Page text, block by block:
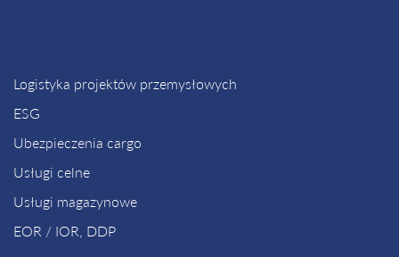
Logistyka projektów przemysłowych
ESG
Ubezpieczenia cargo
Usługi celne
Usługi magazynowe
EOR / IOR, DDP